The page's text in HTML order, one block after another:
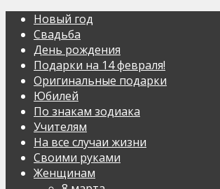
Новый год
Свадьба
День рождения
Подарки на 14 февраля!
Оригинальные подарки
Юбилей
По знакам зодиака
Учителям
На все случаи жизни
Своими руками
Женщинам